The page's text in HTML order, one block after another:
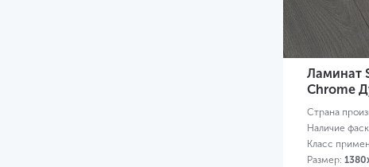
Ламинат
Chrome
Страна
Наличие
Класс
Размер: